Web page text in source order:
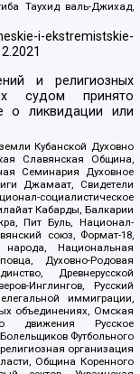
Таухид валь-Джихад,
i-ekstremistskie-
и религиозных
судом принято
о ликвидации или
Кубанской Духовно
Славянская Община,
Семинария Духовное
Джамаат, Свидетели
социалистическое
Кабарды, Балкарии
Пит Буль, Национал-
союз, Формат-18,
Национальная
Духовно-Родовая
Древнерусской
Инглингов, Русский
иммиграции,
объединениях, Омская
движения Русское
Футбольного
организация
Община Коренного